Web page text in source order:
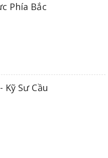
Phía Bắc
Kỹ Sư Cầu